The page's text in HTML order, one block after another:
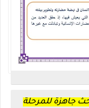
جاهزة للمرحلة